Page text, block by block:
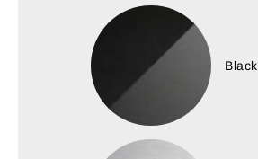
Black